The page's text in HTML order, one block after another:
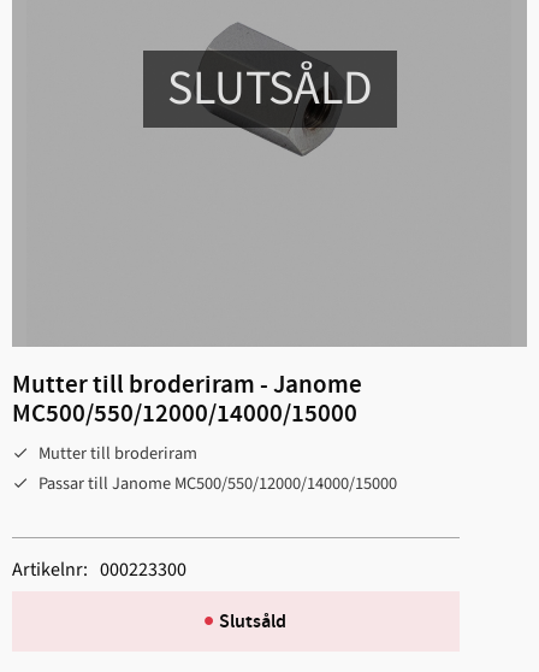
SLUTSÅLD
Mutter till broderiram - Janome
MC500/550/12000/14000/15000
Mutter till broderiram
Passar till Janome MC500/550/12000/14000/15000
Slutsåld
Artikelnr 000223300